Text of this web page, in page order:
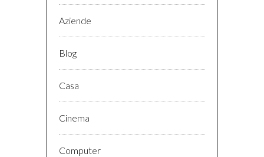
Aziende
Blog
Casa
Cinema
Computer